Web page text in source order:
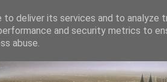
Notizen von der nördlichsten
deliver its services and to analyze
and security metrics to
abuse.